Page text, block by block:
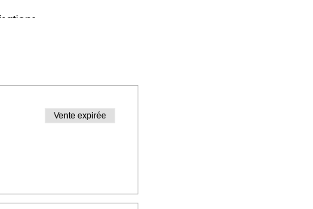
ou d'avoir).
Vente expirée